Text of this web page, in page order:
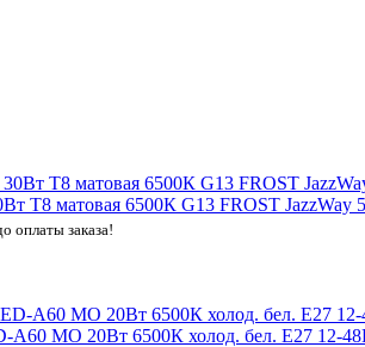
T8 матовая 6500К G13 FROST JazzWay
оплаты заказа!
A60 MO 20Вт 6500К холод. бел. E27 12-